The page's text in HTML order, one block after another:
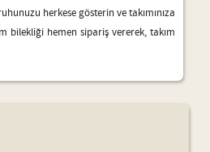
herkese gösterin ve takımınıza
bilekliği hemen sipariş vererek, takım